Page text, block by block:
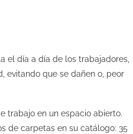
el día a día de los trabajadores,
evitando que se dañen o, peor
trabajo en un espacio abierto.
de carpetas en su catálogo: 35